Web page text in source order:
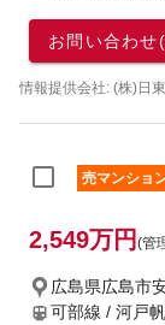
お問い合わせ
情報提供会社: (株)日
売マンショ
2,549万円 (管
広島県広島市
可部線 / 河戸